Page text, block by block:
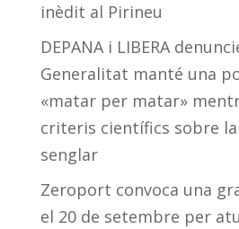
inèdit al Pirineu
DEPANA i LIBERA
Generalitat manté una
«matar per matar»
criteris científics sobre
senglar
Zeroport convoca una
el 20 de setembre per